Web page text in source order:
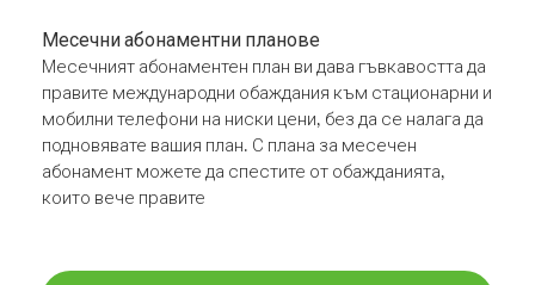
Месечни абонаментни планове
Месечният абонаментен план ви дава гъвкавостта да
правите международни обаждания към стационарни и
мобилни телефони на ниски цени, без да се налага да
подновявате вашия план. С плана за месечен
абонамент можете да спестите от обажданията,
които вече правите